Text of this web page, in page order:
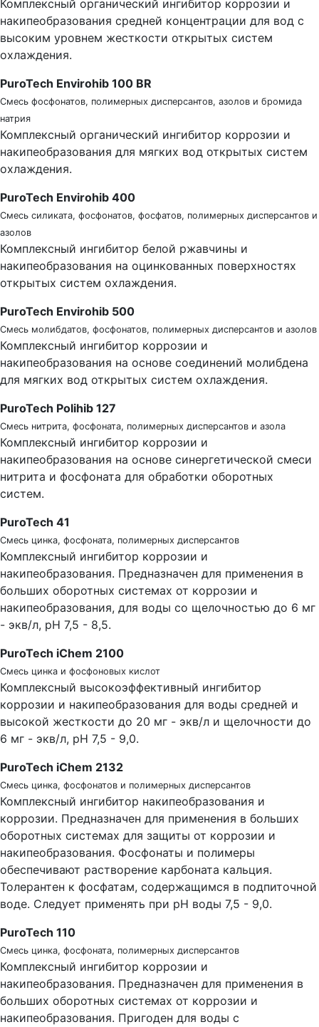
Комплексный органический ингибитор коррозии и
накипеобразования средней концентрации для вод с
высоким уровнем жесткости открытых систем
охлаждения.
PuroTech Envirohib 100 BR
Смесь фосфонатов, полимерных дисперсантов, азолов и бромида
натрия
Комплексный органический ингибитор коррозии и
накипеобразования для мягких вод открытых систем
охлаждения.
PuroTech Envirohib 400
Смесь силиката, фосфонатов, фосфатов, полимерных дисперсантов и
азолов
Комплексный ингибитор белой ржавчины и
накипеобразования на оцинкованных поверхностях
открытых систем охлаждения.
PuroTech Envirohib 500
Смесь молибдатов, фосфонатов, полимерных дисперсантов и азолов
Комплексный ингибитор коррозии и
накипеобразования на основе соединений молибдена
для мягких вод открытых систем охлаждения.
PuroTech Polihib 127
Смесь нитрита, фосфоната, полимерных дисперсантов и азола
Комплексный ингибитор коррозии и
накипеобразования на основе синергетической смеси
нитрита и фосфоната для обработки оборотных
систем.
PuroTech 41
Смесь цинка, фосфоната, полимерных дисперсантов
Комплексный ингибитор коррозии и
накипеобразования. Предназначен для применения в
больших оборотных системах от коррозии и
накипеобразования, для воды со щелочностью до 6 мг
- экв/л, рН 7,5 - 8,5.
PuroTech iChem 2100
Смесь цинка и фосфоновых кислот
Комплексный высокоэффективный ингибитор
коррозии и накипеобразования для воды средней и
высокой жесткости до 20 мг - экв/л и щелочности до
6 мг - экв/л, рН 7,5 - 9,0.
PuroTech iChem 2132
Смесь цинка, фосфонатов и полимерных дисперсантов
Комплексный ингибитор накипеобразования и
коррозии. Предназначен для применения в больших
оборотных системах для защиты от коррозии и
накипеобразования. Фосфонаты и полимеры
обеспечивают растворение карбоната кальция.
Толерантен к фосфатам, содержащимся в подпиточной
воде. Следует применять при рН воды 7,5 - 9,0.
PuroTech 110
Смесь цинка, фосфоната, полимерных дисперсантов
Комплексный ингибитор коррозии и
накипеобразования. Предназначен для применения в
больших оборотных системах от коррозии и
накипеобразования. Пригоден для воды с